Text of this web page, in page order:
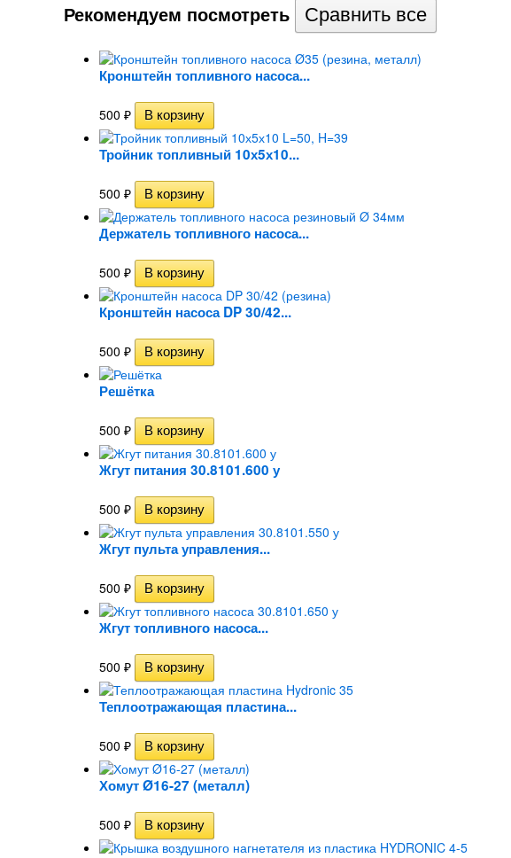
Рекомендуем посмотреть
Кронштейн топливного насоса...
500 ₽
Тройник топливный 10х5х10...
500 ₽
Держатель топливного насоса...
500 ₽
Кронштейн насоса DP 30/42...
500 ₽
Решётка
500 ₽
Жгут питания 30.8101.600 у
500 ₽
Жгут пульта управления...
500 ₽
Жгут топливного насоса...
500 ₽
Теплоотражающая пластина...
500 ₽
Хомут Ø16-27 (металл)
500 ₽